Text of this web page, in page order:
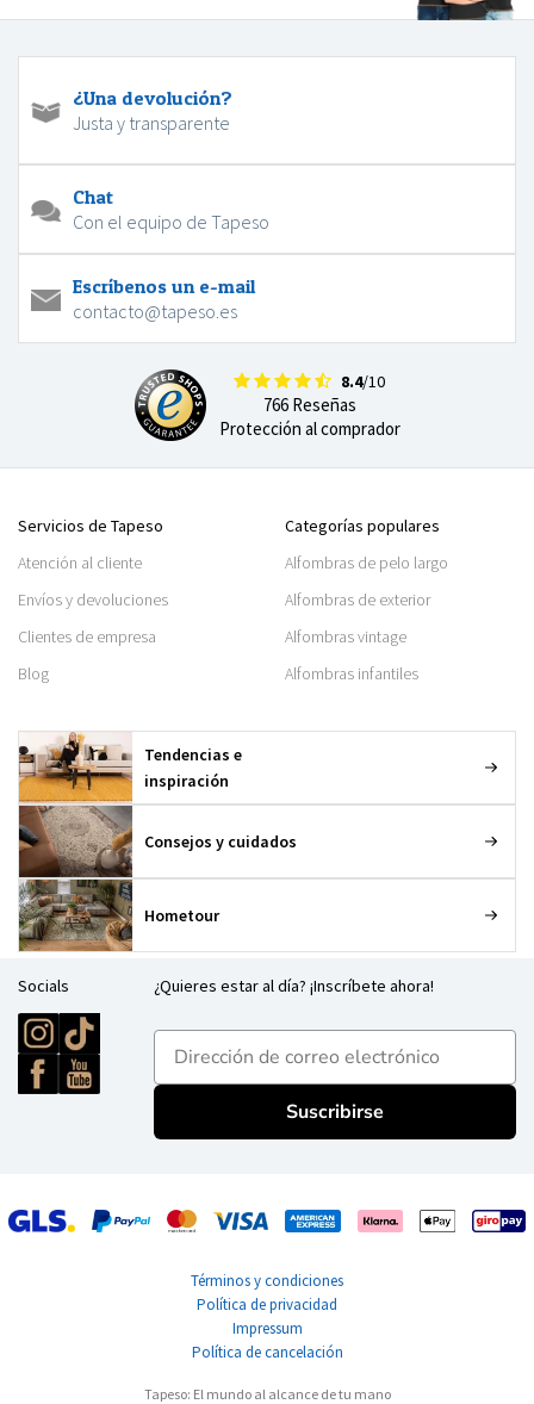
¿Una devolución?
Justa y transparente
Chat
Con el equipo de Tapeso
Escríbenos un e-mail
contacto@tapeso.es
8.4/10
766 Reseñas
Protección al comprador
Servicios de Tapeso
Atención al cliente
Envíos y devoluciones
Clientes de empresa
Blog
Categorías populares
Alfombras de pelo largo
Alfombras de exterior
Alfombras vintage
Alfombras infantiles
Tendencias e
inspiración
Consejos y cuidados
Hometour
Socials ¿Quieres estar al día? ¡Inscríbete ahora!
E-mailadres
Suscribirse
Términos y condiciones
Política de privacidad
Impressum
Política de cancelación
Tapeso: El mundo al alcance de tu mano